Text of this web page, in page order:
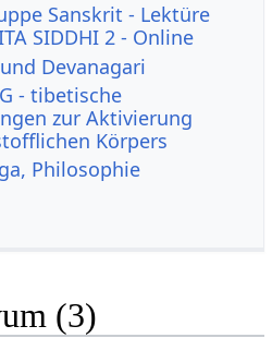
Sanskrit - Lektüre
SIDDHI 2 - Online
Devanagari
- tibetische
zur Aktivierung
Körpers
Philosophie
(3)